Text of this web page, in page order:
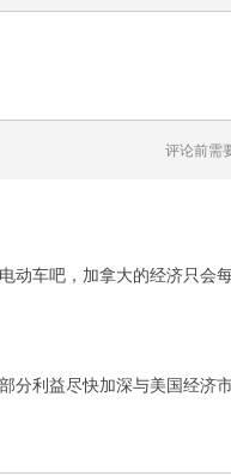
评论前需
动车吧，加拿大的经济只会
分利益尽快加深与美国经济